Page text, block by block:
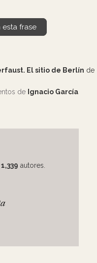
frase
El sitio de Berlín de
de Ignacio García
1,339 autores.